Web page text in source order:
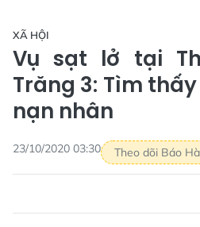
XÃ HỘI
Vụ sạt lở tại
Trăng 3: Tìm
nạn nhân
23/10/2020 03:30 Theo dõi Báo